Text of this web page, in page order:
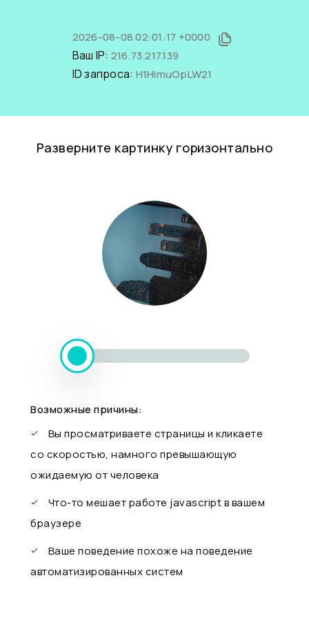
2026-08-08 02:01:17 +0000
Ваш IP: 216.73.217.139
ID запроса: H1HimuOpLW21
Разверните картинку горизонтально
Возможные причины:
Вы просматриваете страницы и кликаете
со скоростью, намного превышающую
ожидаемую от человека
Что-то мешает работе javascript в вашем
браузере
Ваше поведение похоже на поведение
автоматизированных систем